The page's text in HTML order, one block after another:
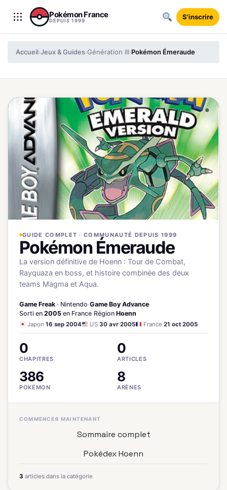
Aller au contenu
Pokémon France
DEPUIS 1999 S'inscrire
Accueil›Jeux & Guides›Génération III›Pokémon Émeraude
GUIDE COMPLET · COMMUNAUTÉ DEPUIS 1999
Pokémon Émeraude
La version définitive de Hoenn : Tour de Combat,
Rayquaza en boss, et histoire combinée des deux
teams Magma et Aqua.
Game Freak · Nintendo·Game Boy Advance·
Sorti en 2005 en France·Région Hoenn
Japon16 sep 2004 US30 avr 2005 France21 oct 2005
0
CHAPITRES
0
ARTICLES
386
POKÉMON
8
ARÈNES
COMMENCER MAINTENANT
Sommaire complet
Pokédex Hoenn
3 articles dans la catégorie